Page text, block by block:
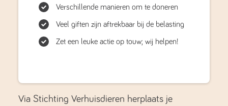
Verschillende manieren om te doneren
Veel giften zijn aftrekbaar bij de belasting
Zet een leuke actie op touw; wij helpen!
Via Stichting Verhuisdieren herplaats je